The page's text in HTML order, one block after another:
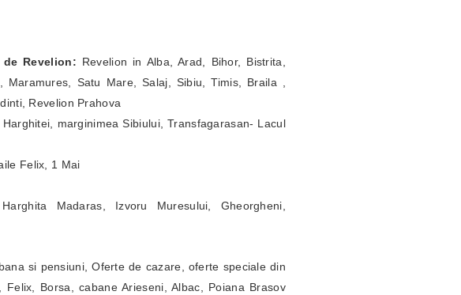
Revelion: Revelion in Alba, Arad, Bihor, Bistrita,
Maramures, Satu Mare, Salaj, Sibiu, Timis, Braila ,
Revelion Prahova
marginimea Sibiului, Transfagarasan- Lacul
Felix, 1 Mai
Madaras, Izvoru Muresului, Gheorgheni,
si pensiuni, Oferte de cazare, oferte speciale din
Borsa, cabane Arieseni, Albac, Poiana Brasov